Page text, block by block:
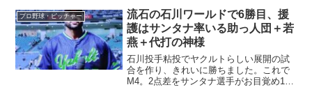
プロ野球・ピッチャー
流石の石川ワールドで6勝目、援
護はサンタナ率いる助っ人団＋若
燕＋代打の神様
石川投手粘投でヤクルトらしい展開の試
合を作り、きれいに勝ちました。これで
M4。2点差をサンタナ選手がお目覚め15